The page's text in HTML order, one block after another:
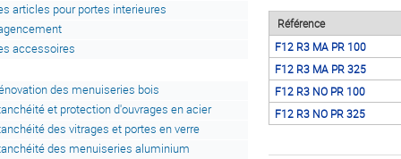
articles pour portes interieures
accessoires
des menuiseries bois
et protection d'ouvrages en acier
des vitrages et portes en verre
des menuiseries aluminium
Référence
F12 R3 MA PR 100
F12 R3 MA PR 325
F12 R3 NO PR 100
F12 R3 NO PR 325